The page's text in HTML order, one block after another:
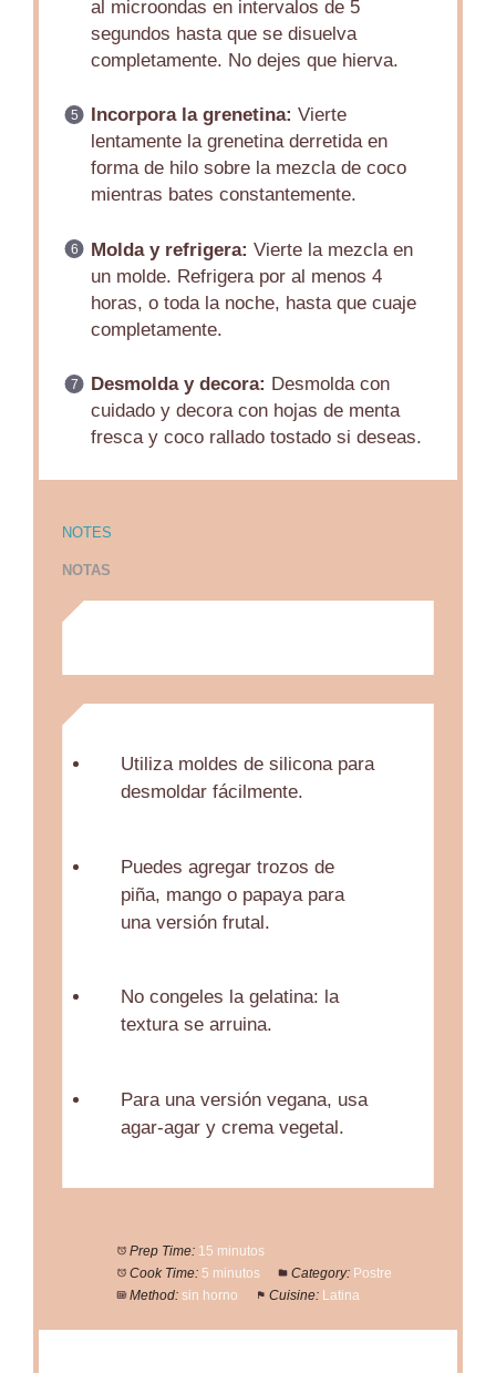
al microondas en intervalos de 5
segundos hasta que se disuelva
completamente. No dejes que hierva.
Incorpora la grenetina: Vierte
lentamente la grenetina derretida en
forma de hilo sobre la mezcla de coco
mientras bates constantemente.
Molda y refrigera: Vierte la mezcla en
un molde. Refrigera por al menos 4
horas, o toda la noche, hasta que cuaje
completamente.
Desmolda y decora: Desmolda con
cuidado y decora con hojas de menta
fresca y coco rallado tostado si deseas.
NOTES
NOTAS
Utiliza moldes de silicona para
desmoldar fácilmente.
Puedes agregar trozos de
piña, mango o papaya para
una versión frutal.
No congeles la gelatina: la
textura se arruina.
Para una versión vegana, usa
agar-agar y crema vegetal.
Prep Time: 15 minutos
Cook Time: 5 minutos Category: Postre
Method: sin horno Cuisine: Latina